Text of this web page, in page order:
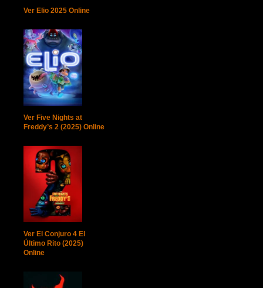
Ver Elio 2025 Online
Ver Five Nights at
Freddy’s 2 (2025) Online
Ver El Conjuro 4 El
Último Rito (2025)
Online